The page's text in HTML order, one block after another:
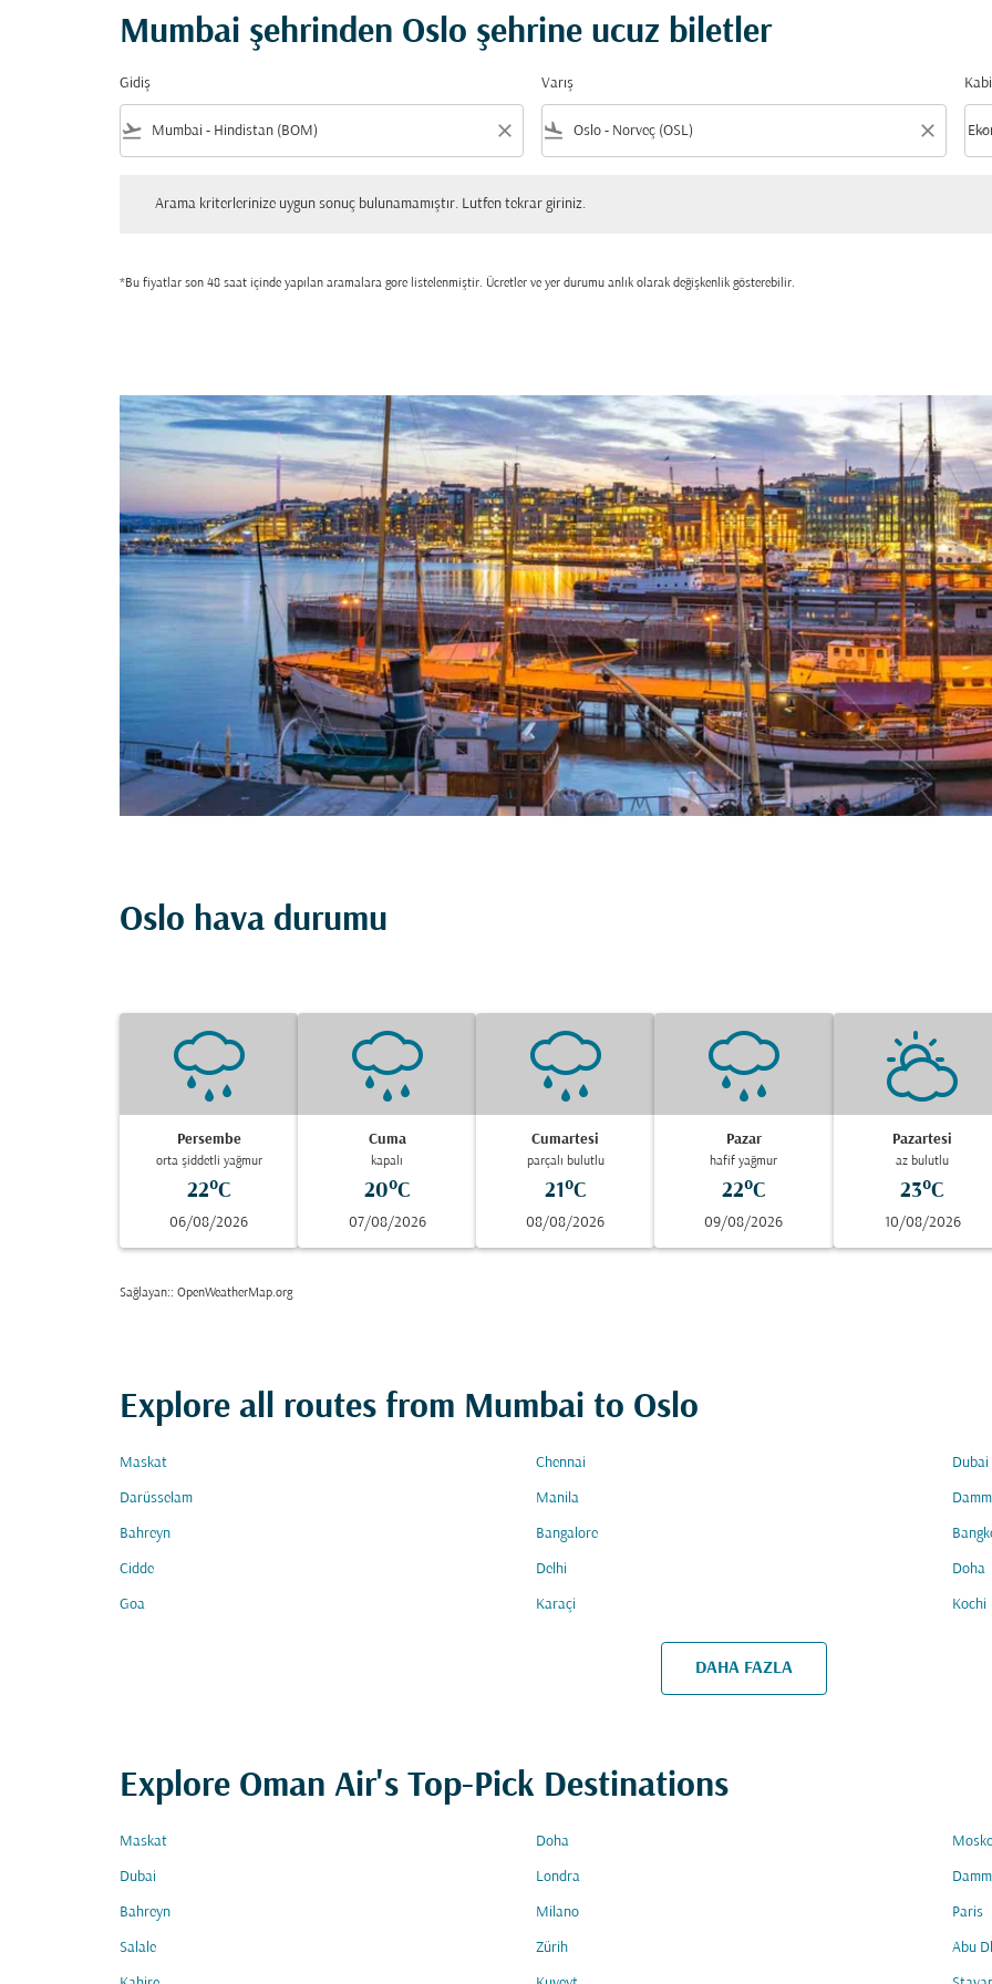
Mumbai şehrinden Oslo şehrine ucuz biletler
Gidiş
flight_takeoff close
Varış
flight_land close keyboard_arrow_down
Arama kriterlerinize uygun sonuç bulunamamıştır. Lutfen tekrar giriniz.
*Bu fiyatlar son 48 saat içinde yapılan aramalara gore listelenmiştir. Ücretler ve yer durumu anlık olarak değişkenlik gösterebilir.
Oslo hava durumu
Persembe
orta şiddetli yağmur
22°C
06/08/2026
Cuma
kapalı
20°C
07/08/2026
Cumartesi
parçalı bulutlu
21°C
08/08/2026
Pazar
hafif yağmur
22°C
09/08/2026
Pazartesi
az bulutlu
23°C
10/08/2026
Sağlayan:: OpenWeatherMap.org
Explore all routes from Mumbai to Oslo
Maskat Chennai Dubai
Darüsselam Manila
Bahreyn Bangalore
Cidde Delhi Doha
Goa Karaçi Kochi
DAHA FAZLA
Explore Oman Air's Top-Pick Destinations
Maskat Doha
Dubai Londra
Bahreyn Milano Paris
Salale Zürih Abu